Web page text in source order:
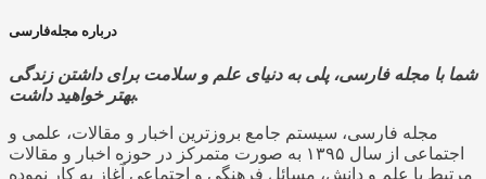
درباره مجله‌فارسی
شما با مجله فارسی، پلی به دنیای علم و سلامت برای داشتن زندگی
بهتر خواهید داشت.
مجله فارسی، سیستم جامع بروزترین اخبار و مقالات، علمی و
اجتماعی از سال ۱۳۹۵ به صورت متمرکز در حوزه اخبار و مقالات
مرتبط با علم و دانش، مسائل فرهنگی و اجتماعی آغاز به کار نموده